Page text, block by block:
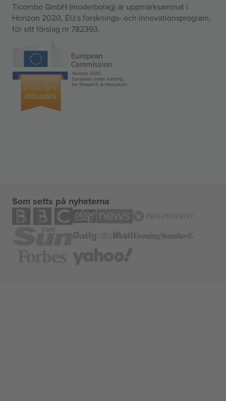
Ticombo GmbH (moderbolag) är uppmärksammat i
Horizon 2020, EU:s forsknings- och innovationsprogram,
för sitt förslag nr 782393.
Som setts på nyheterna